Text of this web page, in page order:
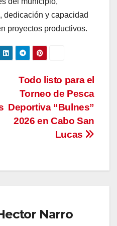
dedicación y capacidad
proyectos productivos.
Todo listo para el
Torneo de Pesca
Deportiva “Bulnes”
2026 en Cabo San
Lucas
Narro